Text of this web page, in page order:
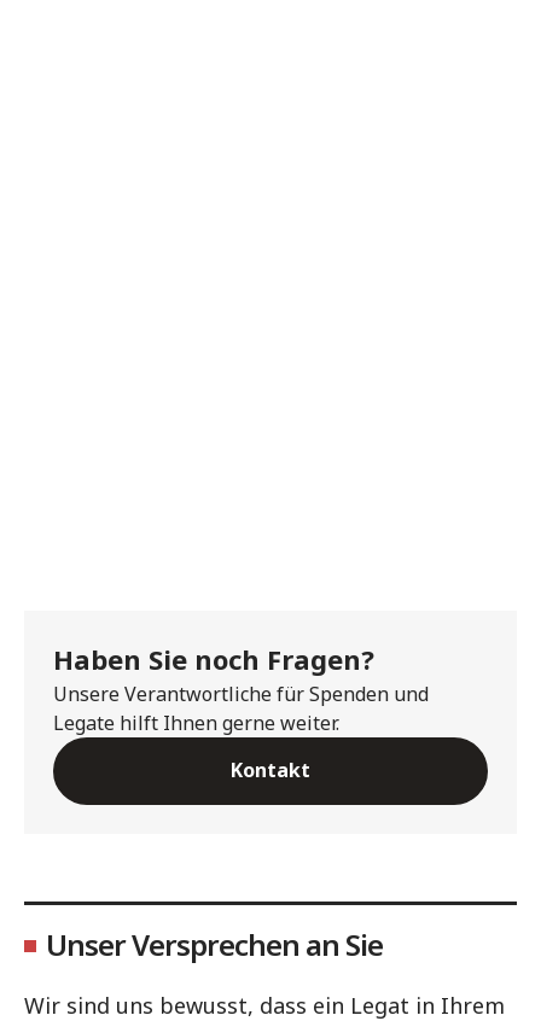
Haben Sie noch Fragen?
Unsere Verantwortliche für Spenden und
Legate hilft Ihnen gerne weiter.
Kontakt
Unser Versprechen an Sie
Wir sind uns bewusst, dass ein Legat in Ihrem